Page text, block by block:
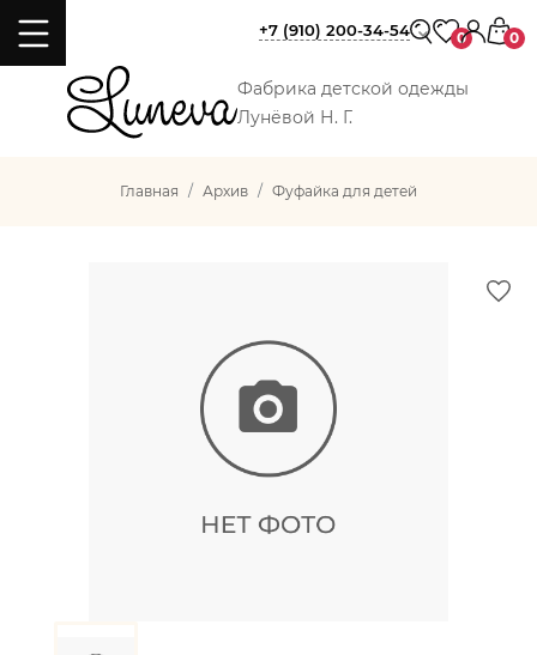
Фабрика детской одежды
Лунёвой Н. Г.
+7 (910) 200-34-54 0 0
Главная Архив Фуфайка для детей